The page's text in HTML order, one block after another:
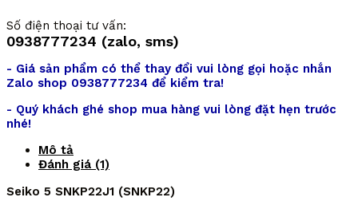
Số điện thoại tư vấn:
0938777234 (zalo, sms)
- Giá sản phẩm có thể thay đổi vui lòng gọi hoặc nhắn
Zalo shop 0938777234 để kiểm tra!
- Quý khách ghé shop mua hàng vui lòng đặt hẹn trước
nhé!
Mô tả
Đánh giá (1)
Seiko 5 SNKP22J1 (SNKP22)